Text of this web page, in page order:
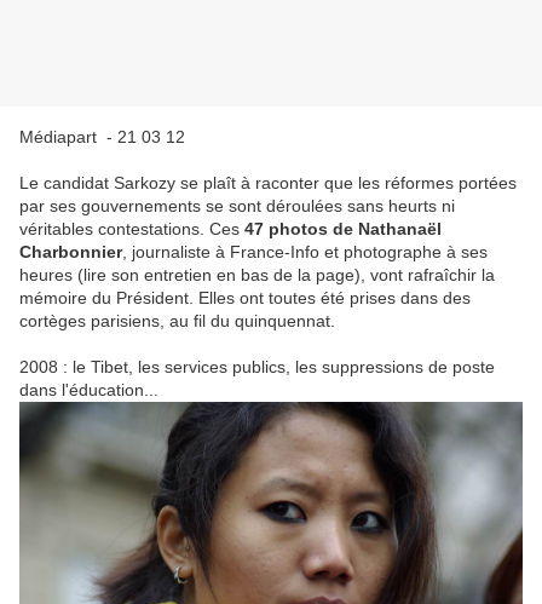
Médiapart - 21 03 12
Le candidat Sarkozy se plaît à raconter que les réformes portées
par ses gouvernements se sont déroulées sans heurts ni
véritables contestations. Ces 47 photos de Nathanaël
Charbonnier, journaliste à France-Info et photographe à ses
heures (lire son entretien en bas de la page), vont rafraîchir la
mémoire du Président. Elles ont toutes été prises dans des
cortèges parisiens, au fil du quinquennat.
2008 : le Tibet, les services publics, les suppressions de poste
dans l'éducation...